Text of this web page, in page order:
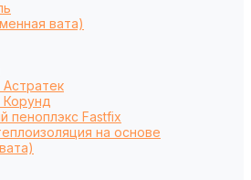
вата)
Корунд
пеноплэкс Fastfix
на основе